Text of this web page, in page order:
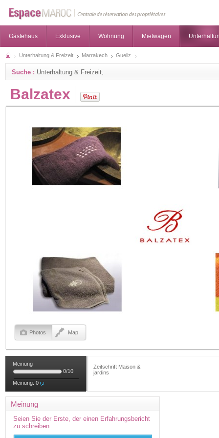
Gästehaus Exklusive Wohnung Mietwagen
Unterhaltung & Freizeit Marrakech Gueliz
Suche : Unterhaltung & Freizeit,
Balzatex
Photos Map
Meinung
0/10
Meinung: 0
Zeitschrift Maison &
jardins
Meinung
Seien Sie der Erste, der einen Erfahrungsbericht
zu schreiben